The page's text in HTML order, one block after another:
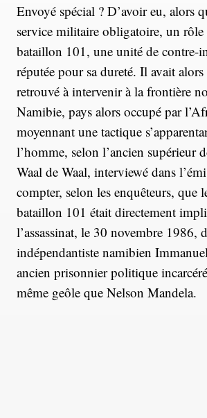
Envoyé spécial ? D’avoir eu, alors
service militaire obligatoire, un rôle
bataillon 101, une unité de contre-
réputée pour sa dureté. Il avait alors
retrouvé à intervenir à la frontière
Namibie, pays alors occupé par
moyennant une tactique
l’homme, selon l’ancien supérieur
Waal de Waal, interviewé dans
compter, selon les enquêteurs, que
bataillon 101 était directement
l’assassinat, le 30 novembre 1986,
indépendantiste namibien
ancien prisonnier politique
même geôle que Nelson Mandela.